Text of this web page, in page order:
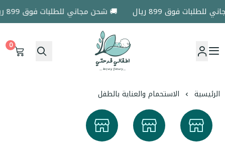
فوق 899 ريال 🚚 شحن مجاني للطلبات فوق 899 ريال
اطفالي فرحتي
0
الرئيسية الاستحمام والعناية بالطفل